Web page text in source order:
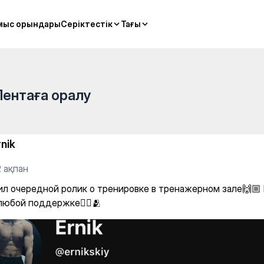
орындарыСеріктестік Тағы
орындарыСеріктестік Тағы
в
оралу
ақпан
очередной ролик о тренировке в тренажерном зале🙌🏼
поддержке✊🏼🫂